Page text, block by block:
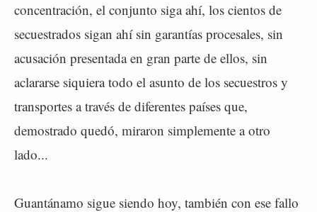
concentración, el conjunto siga ahí, los cientos de
secuestrados sigan ahí sin garantías procesales, sin
acusación presentada en gran parte de ellos, sin
aclararse siquiera todo el asunto de los secuestros y
transportes a través de diferentes países que,
demostrado quedó, miraron simplemente a otro
lado...
Guantánamo sigue siendo hoy, también con ese fallo